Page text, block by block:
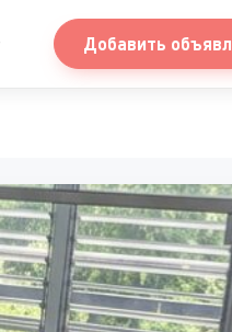
Добавить